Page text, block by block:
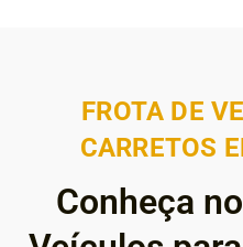
FROTA DE
CARRETOS
Conheça